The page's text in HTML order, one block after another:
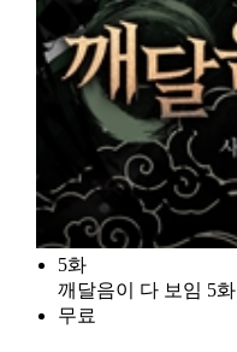
5화
깨달음이 다 보임 5화
무료